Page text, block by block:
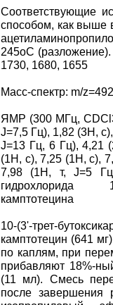
Соответствующие
способом, как выше
245oC
1730, 1680, 1655
Масс-спектр: m/
ЯМР (300 МГц,
J=7,5 Гц), 1,82 (3H,
J=13 Гц, 6 Гц), 4,21
(1H, с), 7,25 (1H, с),
7,98 (1H, т, J=5
гидрохлорида
камптотецина
10-(3'-трет-
камптотецин (641
по каплям, при
прибавляют 18%-
(11 мл). Смесь
после завершения